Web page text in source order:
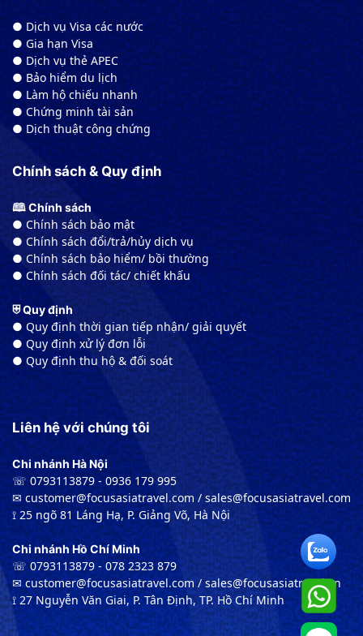
● Dịch vụ Visa các nước
● Gia hạn Visa
● Dịch vụ thẻ APEC
● Bảo hiểm du lịch
● Làm hộ chiếu nhanh
● Chứng minh tài sản
● Dịch thuật công chứng
Chính sách & Quy định
🕮 Chính sách
● Chính sách bảo mật
● Chính sách đổi/trả/hủy dịch vụ
● Chính sách bảo hiểm/ bồi thường
● Chính sách đối tác/ chiết khấu
⛨ Quy định
● Quy định thời gian tiếp nhận/ giải quyết
● Quy định xử lý đơn lỗi
● Quy định thu hộ & đối soát
Liên hệ với chúng tôi
Chi nhánh Hà Nội
☏ 0793113879 - 0936 179 995
✉︎ customer@focusasiatravel.com / sales@focusasiatravel.com
⟟ 25 ngõ 81 Láng Hạ, P. Giảng Võ, Hà Nội
Chi nhánh Hồ Chí Minh
☏ 0793113879 - 078 2323 879
✉︎ customer@focusasiatravel.com / sales@focusasiatravel.vn
⟟ 27 Nguyễn Văn Giai, P. Tân Định, TP. Hồ Chí Minh